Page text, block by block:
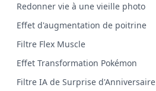
Redonner vie à une vieille photo
Effet d'augmentation de poitrine
Filtre Flex Muscle
Effet Transformation Pokémon
Filtre IA de Surprise d'Anniversaire